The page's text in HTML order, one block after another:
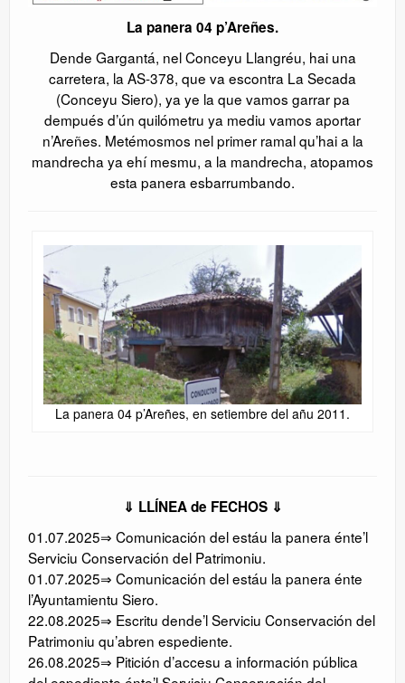
La panera 04 p’Areñes.
Dende Gargantá, nel Conceyu Llangréu, hai una
carretera, la AS-378, que va escontra La Secada
(Conceyu Siero), ya ye la que vamos garrar pa
dempués d’ún quilómetru ya mediu vamos aportar
n’Areñes. Metémosmos nel primer ramal qu’hai a la
mandrecha ya ehí mesmu, a la mandrecha, atopamos
esta panera esbarrumbando.
La panera 04 p’Areñes, en setiembre del añu 2011.
⇓ LLÍNEA de FECHOS ⇓
01.07.2025⇒ Comunicación del estáu la panera énte’l
Serviciu Conservación del Patrimoniu.
01.07.2025⇒ Comunicación del estáu la panera énte
l’Ayuntamientu Siero.
22.08.2025⇒ Escritu dende’l Serviciu Conservación del
Patrimoniu qu’abren espediente.
26.08.2025⇒ Pitición d’accesu a información pública